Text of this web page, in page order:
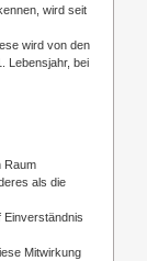
wird seit
wird von den
Lebensjahr, bei
Raum
als die
Einverständnis
Mitwirkung